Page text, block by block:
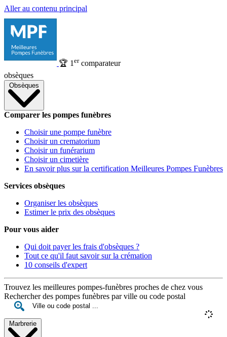
Aller au contenu principal
🏆 1 ercomparateur
obsèques
Obsèques
Comparer les pompes funèbres
Choisir une pompe funèbre
Choisir un crematorium
Choisir un funérarium
Choisir un cimetière
En savoir plus sur la certification Meilleures Pompes Funèbres
Services obsèques
Organiser les obsèques
Estimer le prix des obsèques
Pour vous aider
Qui doit payer les frais d'obsèques ?
Tout ce qu'il faut savoir sur la crémation
10 conseils d'expert
Trouvez les meilleures pompes-funèbres proches de chez vous
Rechercher des pompes funèbres par ville ou code postal
Marbrerie